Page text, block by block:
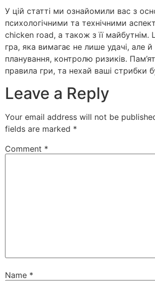
У цій статті ми ознайомили вас з
психологічними та технічними
chicken road, а також з її
гра, яка вимагає не лише удачі, але й
планування, контролю ризиків.
правила гри, та нехай ваші стрибки
Leave a Reply
Your email address will not be
fields are marked *
Comment *
Name *